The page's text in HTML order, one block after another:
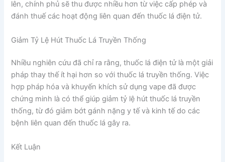
lên, chính phủ sẽ thu được nhiều hơn từ việc cấp phép và
đánh thuế các hoạt động liên quan đến thuốc lá điện tử.
Giảm Tỷ Lệ Hút Thuốc Lá Truyền Thống
Nhiều nghiên cứu đã chỉ ra rằng, thuốc lá điện tử là một giải
pháp thay thế ít hại hơn so với thuốc lá truyền thống. Việc
hợp pháp hóa và khuyến khích sử dụng vape đã được
chứng minh là có thể giúp giảm tỷ lệ hút thuốc lá truyền
thống, từ đó giảm bớt gánh nặng y tế và kinh tế do các
bệnh liên quan đến thuốc lá gây ra.
Kết Luận